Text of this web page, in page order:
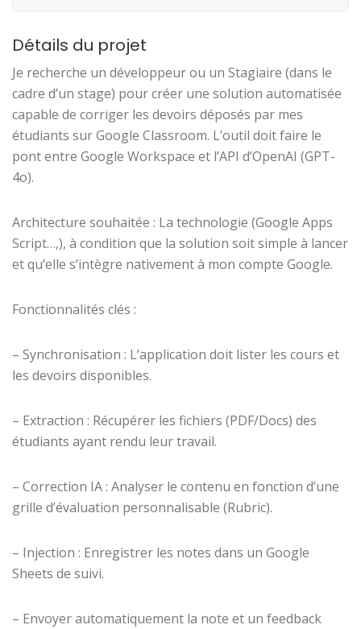
Détails du projet
Je recherche un développeur ou un Stagiaire (dans le
cadre d’un stage) pour créer une solution automatisée
capable de corriger les devoirs déposés par mes
étudiants sur Google Classroom. L’outil doit faire le
pont entre Google Workspace et l’API d’OpenAI (GPT-
4o).
Architecture souhaitée : La technologie (Google Apps
Script…,), à condition que la solution soit simple à lancer
et qu’elle s’intègre nativement à mon compte Google.
Fonctionnalités clés :
– Synchronisation : L’application doit lister les cours et
les devoirs disponibles.
– Extraction : Récupérer les fichiers (PDF/Docs) des
étudiants ayant rendu leur travail.
– Correction IA : Analyser le contenu en fonction d’une
grille d’évaluation personnalisable (Rubric).
– Injection : Enregistrer les notes dans un Google
Sheets de suivi.
– Envoyer automatiquement la note et un feedback